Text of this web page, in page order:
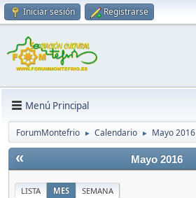
Iniciar sesión Registrarse
Menú Principal
ForumMontefrio ► Calendario ► Mayo 2016
« Mayo 2016
LISTA MES SEMANA